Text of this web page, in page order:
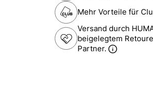
Mehr Vorteile für
Versand durch
beigelegtem
Partner.